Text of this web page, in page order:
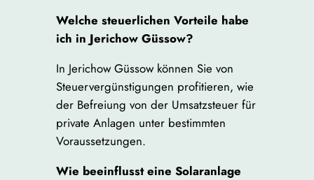
Welche steuerlichen Vorteile habe
ich in Jerichow Güssow?
In Jerichow Güssow können Sie von
Steuervergünstigungen profitieren, wie
der Befreiung von der Umsatzsteuer für
private Anlagen unter bestimmten
Voraussetzungen.
Wie beeinflusst eine Solaranlage